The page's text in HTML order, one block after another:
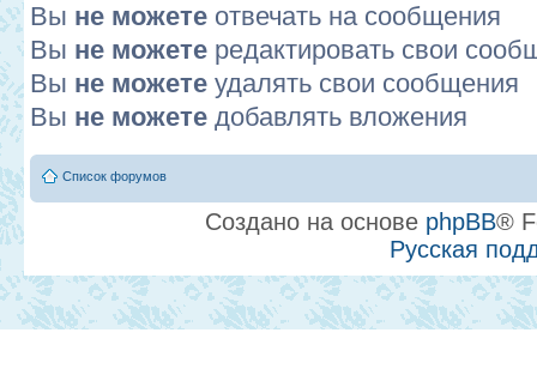
Вы не можете отвечать на сообщения
Вы не можете редактировать свои
Вы не можете удалять свои сообщения
Вы не можете добавлять вложения
Список форумов
Создано на основе phpBB®
Русская